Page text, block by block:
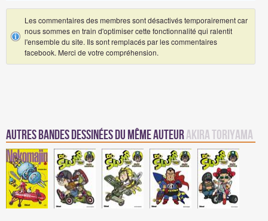
Les commentaires des membres sont désactivés temporairement car
nous sommes en train d'optimiser cette fonctionnalité qui ralentit
l'ensemble du site. Ils sont remplacés par les commentaires
facebook. Merci de votre compréhension.
Autres Bandes Dessinées du même auteurAkira Toriyama